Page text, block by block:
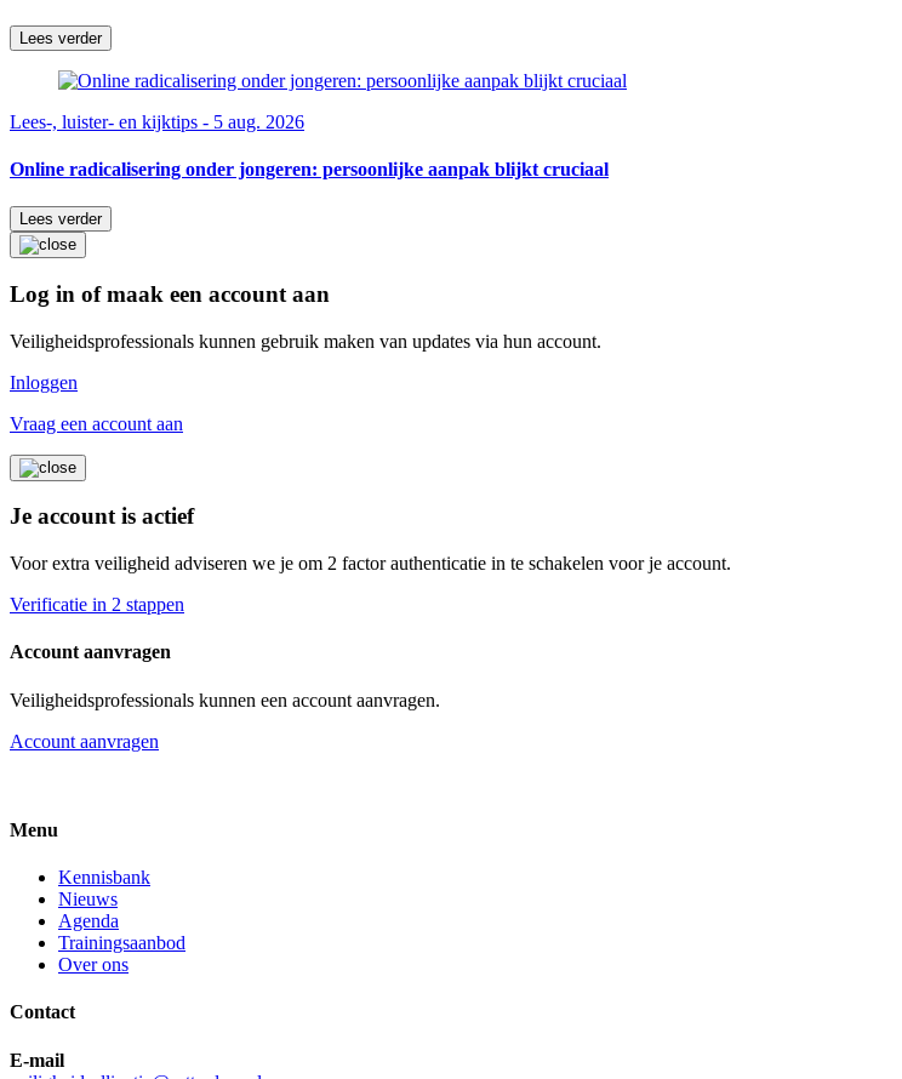
Lees verder
Lees-, luister- en kijktips - 5 aug. 2026
Online radicalisering onder jongeren: persoonlijke aanpak blijkt cruciaal
Lees verder
Log in of maak een account aan
Veiligheidsprofessionals kunnen gebruik maken van updates via hun account.
Inloggen
Vraag een account aan
Je account is actief
Voor extra veiligheid adviseren we je om 2 factor authenticatie in te schakelen voor je account.
Verificatie in 2 stappen
Account aanvragen
Veiligheidsprofessionals kunnen een account aanvragen.
Account aanvragen
Menu
Kennisbank
Nieuws
Agenda
Trainingsaanbod
Over ons
Contact
E-mail